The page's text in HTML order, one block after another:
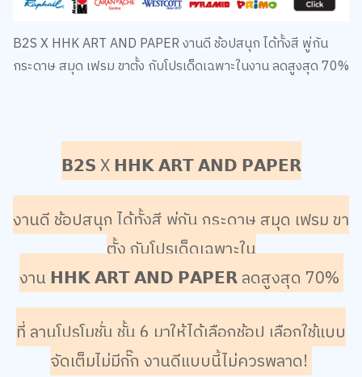
B2S X HHK ART AND PAPER งานดี ช้อปสนุก ได้ทั้งสี พู่กัน
กระดาษ สมุด เฟรม ขาตั้ง กับโปรเด็ดเฉพาะในงาน ลดสูงสุด 70%
𝗕𝟮𝗦X𝗛𝗛𝗞𝗔𝗥𝗧𝗔𝗡𝗗 𝗣𝗔𝗣𝗘𝗥​
งานดี ช้อปสนุก ได้ทั้งสี พู่กัน กระดาษ สมุด เฟรม ขา
ตั้งกับโปรเด็ดเฉพาะใน
งาน 𝗛𝗛𝗞𝗔𝗥𝗧𝗔𝗡𝗗 𝗣𝗔𝗣𝗘𝗥ลดสูงสุด 70%
ที่ ลานโปรโมชั่น ชั้น 6 มาให้ได้เลือกช้อป เลือกใช้แบบ
จัดเต็มไม่มีกั๊ก งานดีแบบนี้ไม่ควรพลาด!